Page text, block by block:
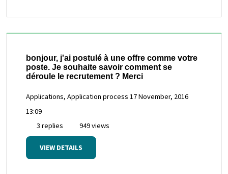
bonjour, j'ai postulé à une offre comme votre
poste. Je souhaite savoir comment se
déroule le recrutement ? Merci
Applications, Application process 17 November, 2016
13:09
3 replies
949 views
VIEW DETAILS